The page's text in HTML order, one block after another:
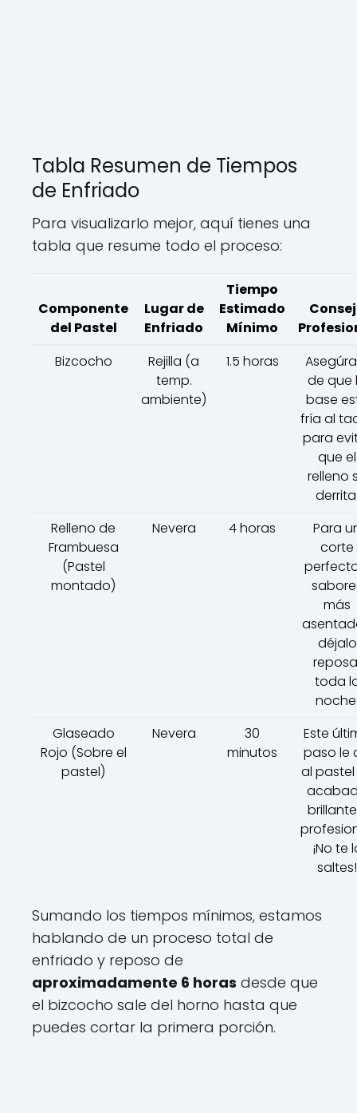
Tabla Resumen de Tiempos
de Enfriado
Para visualizarlo mejor, aquí tienes una
tabla que resume todo el proceso:
Componente
del Pastel
Lugar de
Enfriado
Tiempo
Estimado
Mínimo
Bizcocho
Rejilla (a
temp.
ambiente)
1.5 horas
de que
base
fría al
para
que el
relleno
Relleno de
Frambuesa
(Pastel
montado)
Nevera 4 horas
Para
corte
más
déjalo
toda
Glaseado
Rojo (Sobre el
pastel)
Nevera
30
minutos
Este
paso le
al
¡No te
saltes!
Sumando los tiempos mínimos, estamos
hablando de un proceso total de
enfriado y reposo de
aproximadamente 6 horas desde que
el bizcocho sale del horno hasta que
puedes cortar la primera porción.